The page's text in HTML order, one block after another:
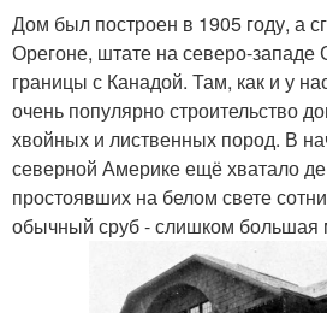
Дом был построен в 1905 году, а
Орегоне, штате на северо-
границы с Канадой. Там, как и у
очень популярно строительство
хвойных и лиственных пород. В
северной Америке ещё хватало
простоявших на белом свете
обычный сруб - слишком большая